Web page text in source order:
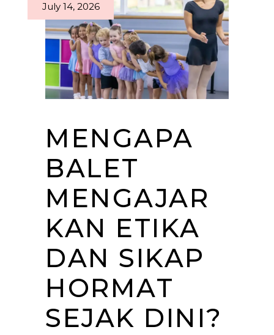
July 14, 2026
MENGAPA
BALET
MENGAJAR
KAN ETIKA
DAN SIKAP
HORMAT
SEJAK DINI?